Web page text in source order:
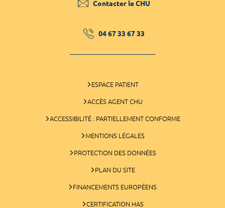
Contacter le CHU
04 67 33 67 33
ESPACE PATIENT
ACCÈS AGENT CHU
ACCESSIBILITÉ : PARTIELLEMENT CONFORME
MENTIONS LÉGALES
PROTECTION DES DONNÉES
PLAN DU SITE
FINANCEMENTS EUROPÉENS
CERTIFICATION HAS